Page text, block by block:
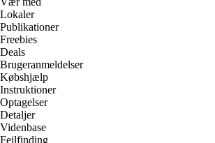
Lokaler
Publikationer
Freebies
Deals
Brugeranmeldelser
Købshjælp
Instruktioner
Optagelser
Detaljer
Videnbase
Fejlfinding